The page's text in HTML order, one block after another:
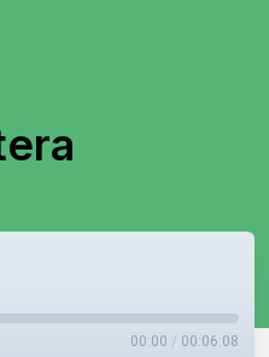
00:00 / 00:06:08